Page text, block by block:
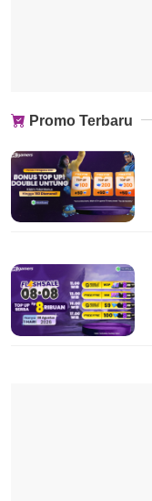
Promo Terbaru